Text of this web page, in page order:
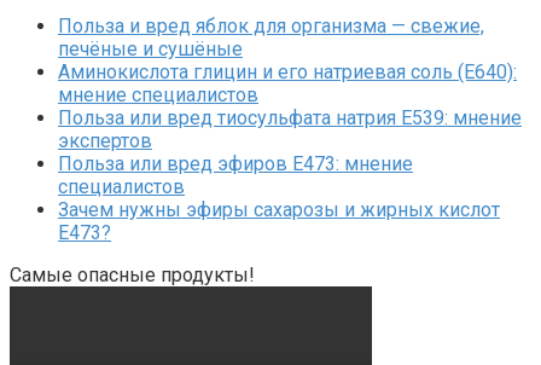
Польза и вред яблок для организма — свежие,
печёные и сушёные
Аминокислота глицин и его натриевая соль (Е640):
мнение специалистов
Польза или вред тиосульфата натрия Е539: мнение
экспертов
Польза или вред эфиров Е473: мнение
специалистов
Зачем нужны эфиры сахарозы и жирных кислот
Е473?
Самые опасные продукты!